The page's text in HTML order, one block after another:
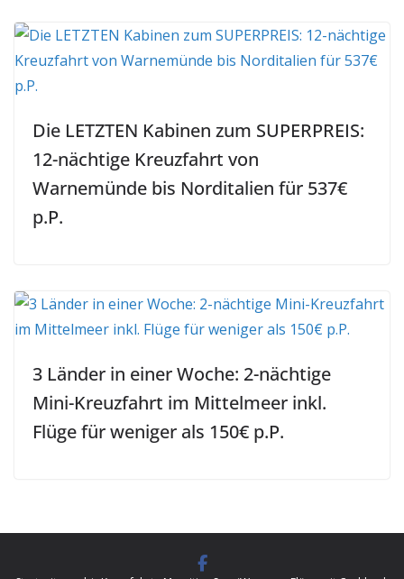
Die LETZTEN Kabinen zum SUPERPREIS:
12-nächtige Kreuzfahrt von
Warnemünde bis Norditalien für 537€
p.P.
3 Länder in einer Woche: 2-nächtige
Mini-Kreuzfahrt im Mittelmeer inkl.
Flüge für weniger als 150€ p.P.